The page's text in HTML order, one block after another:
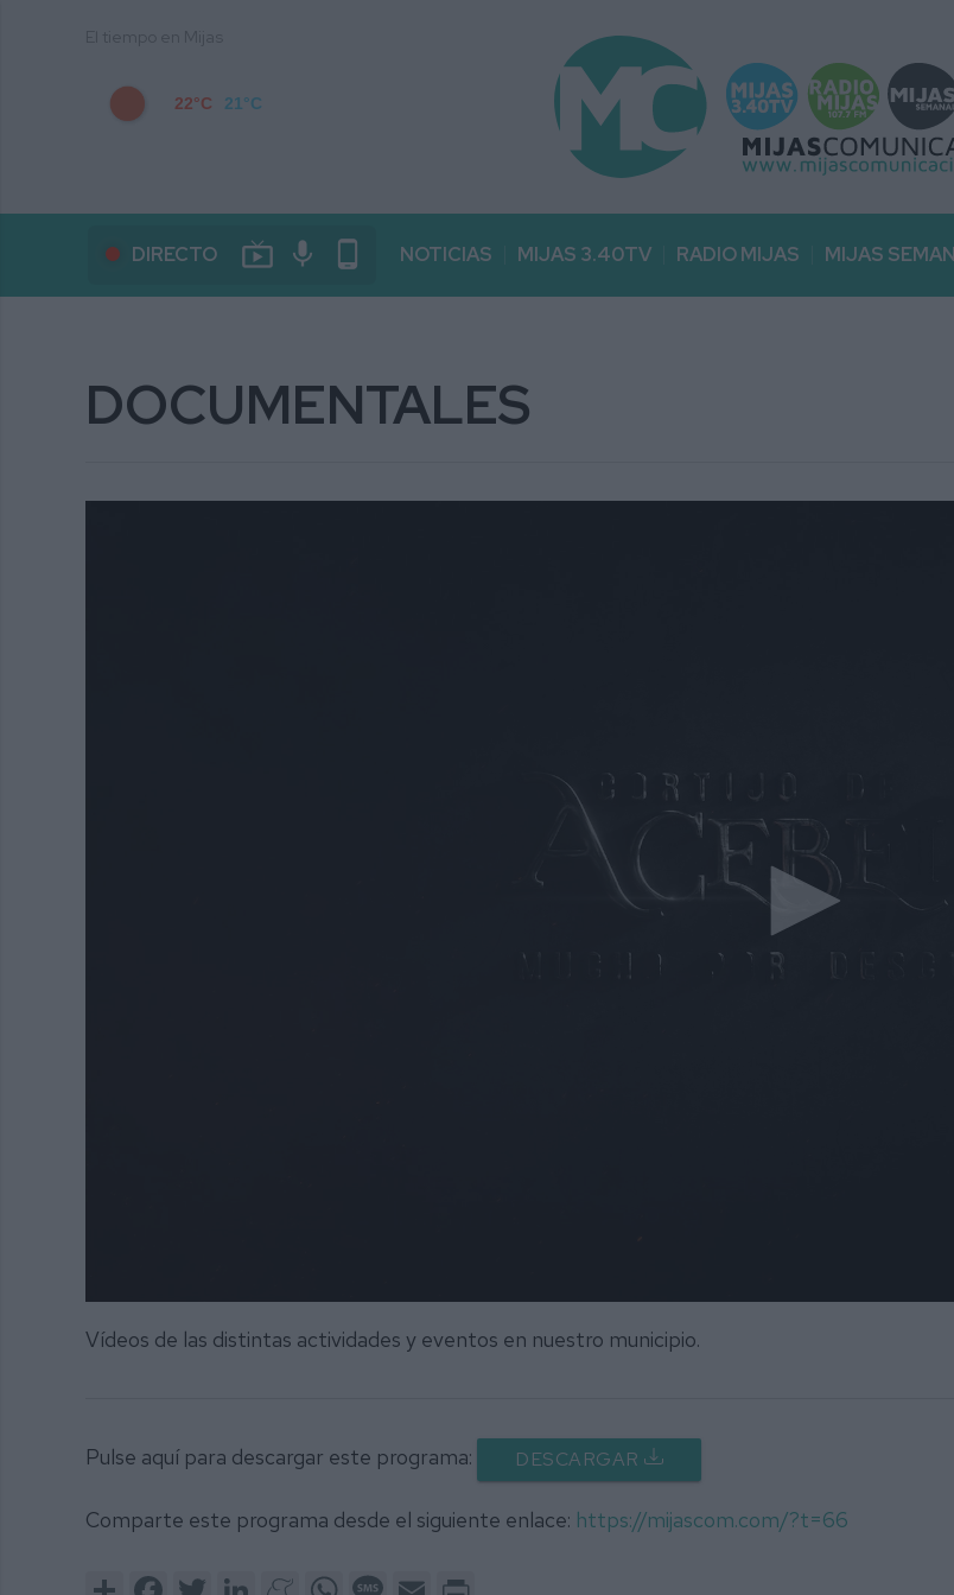
22°C 21°C
DIRECTO live_tv mic phone_android NOTICIAS MIJAS 3.40TV RADIO MIJAS MIJAS
DOCUMENTALES
seconds
of
Vídeos de las distintas actividades y eventos en nuestro municipio.
Pulse aquí para descargar este programa: DESCARGAR
Comparte este programa desde el siguiente enlace: https://mijascom.com/?t=66
Share FacebookTwitter LinkedInMeneameWhatsAppMessage
Email